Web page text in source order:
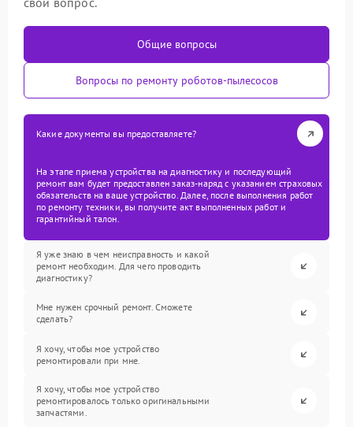
Общие вопросы
Вопросы по ремонту роботов-пылесосов
Какие документы вы предоставляете?
На этапе приема устройства на диагностику и последующий
ремонт вам будет предоставлен заказ-наряд с указанием страховых
обязательств на ваше устройство. Далее, после выполнения работ
по ремонту техники, вы получите акт выполненных работ и
гарантийный талон.
Я уже знаю в чем неисправность и какой
ремонт необходим. Для чего проводить
диагностику?
Мне нужен срочный ремонт. Сможете
сделать?
Я хочу, чтобы мое устройство
ремонтировали при мне.
Я хочу, чтобы мое устройство
ремонтировалось только оригинальными
запчастями.